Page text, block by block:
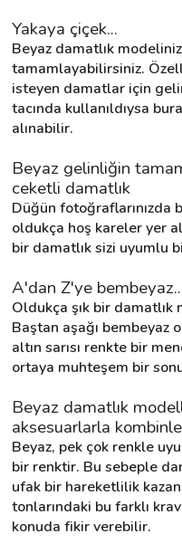
Yakaya çiçek...
Beyaz damatlık
tamamlayabilirsiniz.
isteyen damatlar için
tacında kullanıldıysa
alınabilir.
Beyaz gelinliğin
ceketli damatlık
Düğün fotoğraflarınızda
oldukça hoş kareler yer
bir damatlık sizi uyumlu
A'dan Z'ye
Oldukça şık bir
Baştan aşağı bembeyaz
altın sarısı renkte bir
ortaya muhteşem bir
Beyaz damatlık
aksesuarlarla
Beyaz, pek çok renkle
bir renktir. Bu sebeple
ufak bir hareketlilik
tonlarındaki bu farklı
konuda fikir verebilir.